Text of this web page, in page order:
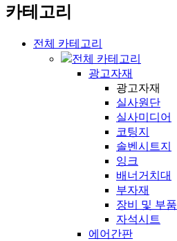
카테고리
전체 카테고리
전체 카테고리
광고자재
광고자재
실사원단
실사미디어
코팅지
솔벤시트지
잉크
배너거치대
부자재
장비 및 부품
자석시트
에어간판